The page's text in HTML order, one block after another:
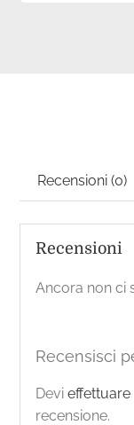
Recensioni (0)
Recensioni
Ancora non ci
Recensisci
Devi effettuare
recensione.